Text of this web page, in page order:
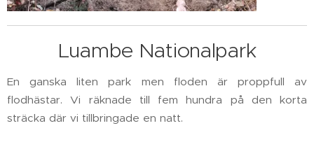
Luambe Nationalpark
En ganska liten park men floden är proppfull av
flodhästar. Vi räknade till fem hundra på den korta
sträcka där vi tillbringade en natt.